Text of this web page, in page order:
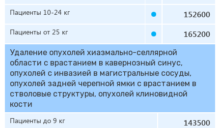
Пациенты 10-24 кг 152600
Пациенты от 25 кг 165200
Удаление опухолей хиазмально-селлярной
области с врастанием в кавернозный синус,
опухолей с инвазией в магистральные сосуды,
опухолей задней черепной ямки с врастанием в
стволовые структуры, опухолей клиновидной
кости
Пациенты до 9 кг
143500